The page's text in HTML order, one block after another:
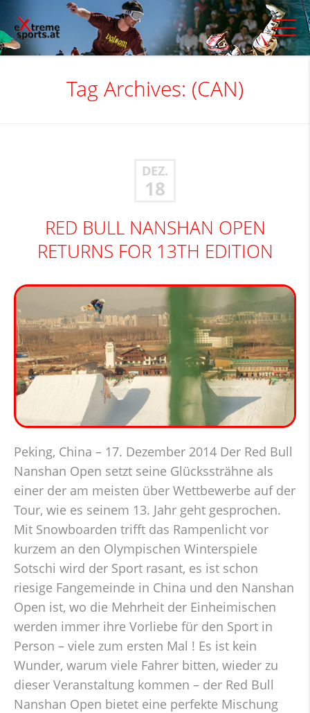
Tag Archives: (CAN)
DEZ.
18
RED BULL NANSHAN OPEN
RETURNS FOR 13TH EDITION
Peking, China – 17. Dezember 2014 Der Red Bull
Nanshan Open setzt seine Glückssträhne als
einer der am meisten über Wettbewerbe auf der
Tour, wie es seinem 13. Jahr geht gesprochen.
Mit Snowboarden trifft das Rampenlicht vor
kurzem an den Olympischen Winterspiele
Sotschi wird der Sport rasant, es ist schon
riesige Fangemeinde in China und den Nanshan
Open ist, wo die Mehrheit der Einheimischen
werden immer ihre Vorliebe für den Sport in
Person – viele zum ersten Mal ! Es ist kein
Wunder, warum viele Fahrer bitten, wieder zu
dieser Veranstaltung kommen – der Red Bull
Nanshan Open bietet eine perfekte Mischung